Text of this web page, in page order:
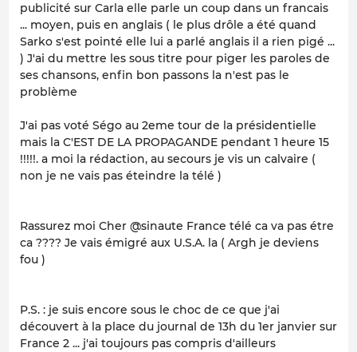
publicité sur Carla elle parle un coup dans un francais
... moyen, puis en anglais ( le plus drôle a été quand
Sarko s'est pointé elle lui a parlé anglais il a rien pigé ...
) J'ai du mettre les sous titre pour piger les paroles de
ses chansons, enfin bon passons la n'est pas le
problème
J'ai pas voté Ségo au 2eme tour de la présidentielle
mais la C'EST DE LA PROPAGANDE pendant 1 heure 15
!!!!!. a moi la rédaction, au secours je vis un calvaire (
non je ne vais pas éteindre la télé )
Rassurez moi Cher @sinaute France télé ca va pas étre
ca ???? Je vais émigré aux U.S.A. la ( Argh je deviens
fou )
P.S. : je suis encore sous le choc de ce que j'ai
découvert à la place du journal de 13h du 1er janvier sur
France 2 ... j'ai toujours pas compris d'ailleurs